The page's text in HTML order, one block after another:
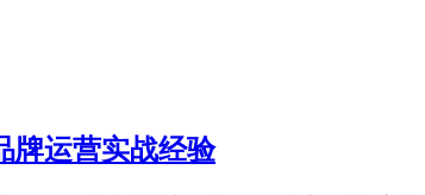
牌运营实战经验